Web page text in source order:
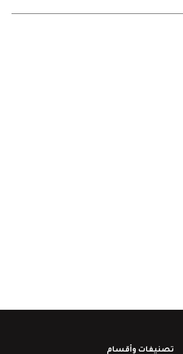
تصنيفات وأقسام